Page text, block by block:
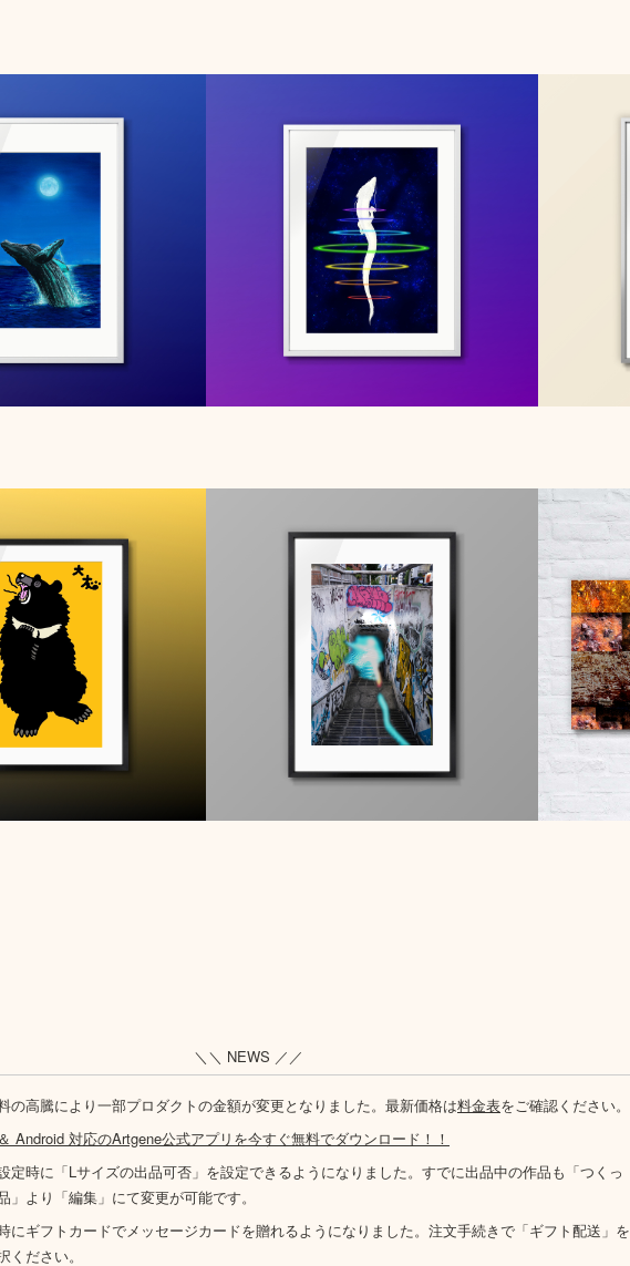
＼＼ NEWS ／／
の高騰により一部プロダクトの金額が変更となりました。最新価格は料金表をご確認ください。
Android 対応のArtgene公式アプリを今すぐ無料でダウンロード！！
定時に「Lサイズの出品可否」を設定できるようになりました。すでに出品中の作品も「つくっ
」より「編集」にて変更が可能です。
にギフトカードでメッセージカードを贈れるようになりました。注文手続きで「ギフト配送」を
ください。